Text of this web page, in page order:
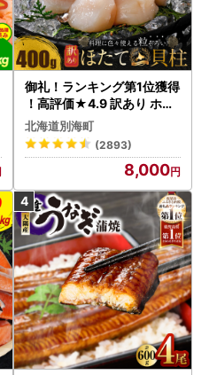
御礼！ランキング第1位獲得
！高評価★4.9 訳あり ホタ
テ 400g（ほたて 帆立 貝柱
冷凍 ）
北海道別海町
(2893)
8,000